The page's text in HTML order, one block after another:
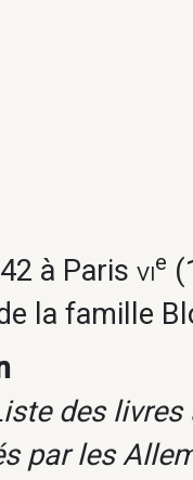
à Paris vie
la famille
des
par les